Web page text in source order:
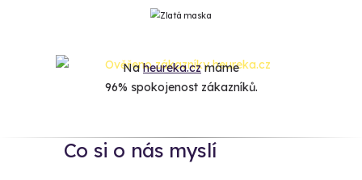
Naheureka.czmáme
96% spokojenost zákazníků.
Co si o nás myslí